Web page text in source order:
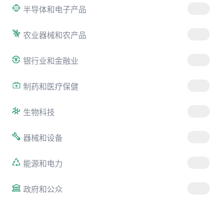
半导体和电子产品
农业器械和农产品
银行业和金融业
制药和医疗保健
生物科技
器械和设备
能源和电力
政府和公众